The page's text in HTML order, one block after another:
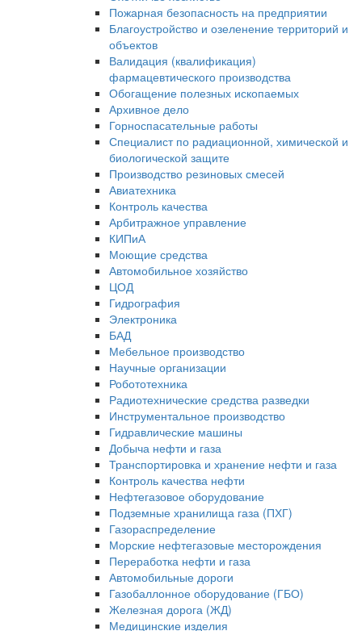
Пожарная безопасность на предприятии
Благоустройство и озеленение территорий и
объектов
Валидация (квалификация)
фармацевтического производства
Обогащение полезных ископаемых
Архивное дело
Горноспасательные работы
Специалист по радиационной, химической и
биологической защите
Производство резиновых смесей
Авиатехника
Контроль качества
Арбитражное управление
КИПиА
Моющие средства
Автомобильное хозяйство
ЦОД
Гидрография
Электроника
БАД
Мебельное производство
Научные организации
Робототехника
Радиотехнические средства разведки
Инструментальное производство
Гидравлические машины
Добыча нефти и газа
Транспортировка и хранение нефти и газа
Контроль качества нефти
Нефтегазовое оборудование
Подземные хранилища газа (ПХГ)
Газораспределение
Морские нефтегазовые месторождения
Переработка нефти и газа
Автомобильные дороги
Газобаллонное оборудование (ГБО)
Железная дорога (ЖД)
Медицинские изделия